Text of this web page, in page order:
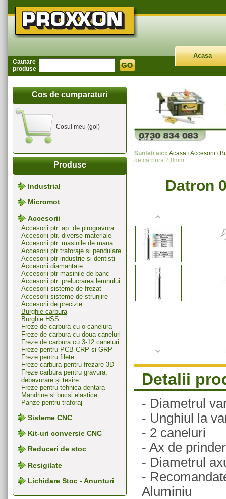
Cautare
produse
Acasa
Cos de cumparaturi
Cosul meu (gol)
Produse
Industrial
Micromot
Accesorii
Accesorii ptr. ap. de pirogravura
Accesorii ptr. diverse materiale
Accesorii ptr. masinile de mana
Accesorii ptr traforaje si pendulare
Accesorii ptr industrie si dentisti
Accesorii diamantate
Accesorii ptr masinile de banc
Accesorii ptr. prelucrarea lemnului
Accesorii sisteme de frezat
Accesorii sisteme de strunjire
Accesorii de precizie
Burghie carbura
Burghie HSS
Freze de carbura cu o canelura
Freze de carbura cu doua caneluri
Freze de carbura cu 3-12 caneluri
Freze pentru PCB CRP si GRP
Freze pentru filete
Freze carbura pentru frezare 3D
Freze carbura pentru gravura,
debavurare și tesire
Freze pentru tehnica dentara
Mandrine si bucsi elastice
Panze pentru traforaj
Sisteme CNC
Kit-uri conversie CNC
Reduceri de stoc
Resigilate
Lichidare Stoc - Anunturi
Sunteti aici: Acasa /Accesorii /
de carbura 2,0mm
Datron
Detalii
- Diametrul
- Unghiul la
- 2 caneluri
- Ax de
- Diametrul
-
Aluminiu